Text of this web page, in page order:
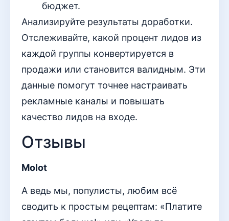
бюджет.
Анализируйте результаты доработки.
Отслеживайте, какой процент лидов из
каждой группы конвертируется в
продажи или становится валидным. Эти
данные помогут точнее настраивать
рекламные каналы и повышать
качество лидов на входе.
Отзывы
Molot
А ведь мы, популисты, любим всё
сводить к простым рецептам: «Платите